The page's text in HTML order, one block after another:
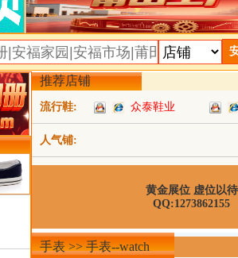
推荐店铺
流行鞋:
人气铺:
众泰鞋业
黄金展位 虚位以待
QQ:1273862155
手表 >> 手表--watch